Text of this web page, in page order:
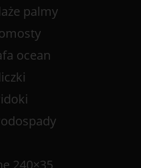
palmy
ocean
240×35